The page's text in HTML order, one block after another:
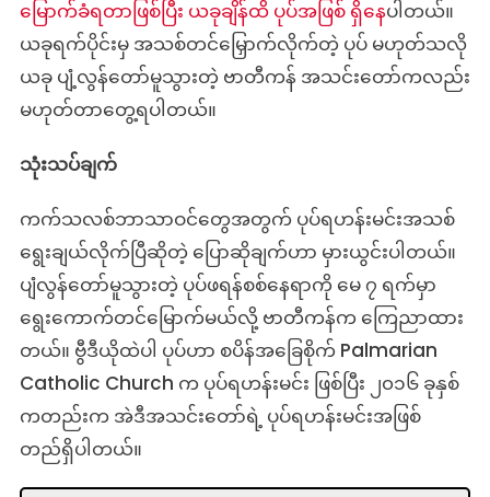
မြောက်ခံရတာဖြစ်ပြီး ယခုချိန်ထိ ပုပ်အဖြစ် ရှိနေပါတယ်။
ယခုရက်ပိုင်းမှ အသစ်တင်မြှောက်လိုက်တဲ့ ပုပ် မဟုတ်သလို
ယခု ပျံ့လွန်တော်မူသွားတဲ့ ဗာတီကန် အသင်းတော်ကလည်း
မဟုတ်တာတွေ့ရပါတယ်။
သုံးသပ်ချက်
ကက်သလစ်ဘာသာဝင်တွေအတွက် ပုပ်ရဟန်းမင်းအသစ်
ရွေးချယ်လိုက်ပြီဆိုတဲ့ ပြောဆိုချက်ဟာ မှားယွင်းပါတယ်။
ပျံလွန်တော်မူသွားတဲ့ ပုပ်ဖရန်စစ်နေရာကို မေ ၇ ရက်မှာ
ရွေးကောက်တင်မြောက်မယ်လို့ ဗာတီကန်က ကြေညာထား
တယ်။ ဗွီဒီယိုထဲပါ ပုပ်ဟာ စပိန်အခြေစိုက် Palmarian
Catholic Church က ပုပ်ရဟန်းမင်း ဖြစ်ပြီး ၂၀၁၆ ခုနှစ်
ကတည်းက အဲဒီအသင်းတော်ရဲ့ ပုပ်ရဟန်းမင်းအဖြစ်
တည်ရှိပါတယ်။